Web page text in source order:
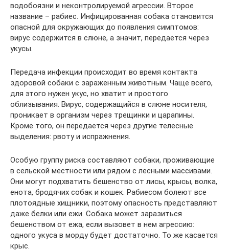
водобоязни и неконтролируемой агрессии. Второе
название – рабиес. Инфицированная собака становится
опасной для окружающих до появления симптомов:
вирус содержится в слюне, а значит, передается через
укусы.
Передача инфекции происходит во время контакта
здоровой собаки с зараженным животным. Чаще всего,
для этого нужен укус, но хватит и простого
облизывания. Вирус, содержащийся в слюне носителя,
проникает в организм через трещинки и царапины.
Кроме того, он передается через другие телесные
выделения: рвоту и испражнения.
Особую группу риска составляют собаки, проживающие
в сельской местности или рядом с лесными массивами.
Они могут подхватить бешенство от лисы, крысы, волка,
енота, бродячих собак и кошек. Рабиесом болеют все
плотоядные хищники, поэтому опасность представляют
даже белки или ежи. Собака может заразиться
бешенством от ежа, если вызовет в нем агрессию:
одного укуса в морду будет достаточно. То же касается
крыс.